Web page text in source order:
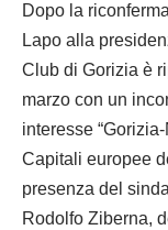
Dopo la
Lapo alla
Club di Gorizia è
marzo con un
interesse
Capitali europee
presenza del
Rodolfo Ziberna,